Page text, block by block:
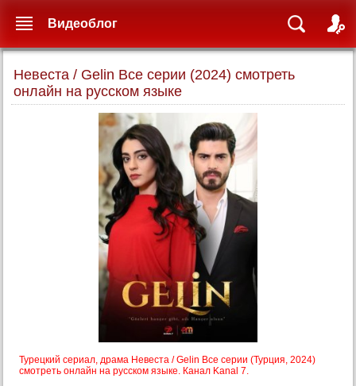
Невеста / Gelin Все серии (2024) смотреть
онлайн на русском языке
Турецкий сериал, драма Невеста / Gelin Все серии (Турция, 2024)
смотреть онлайн на русском языке. Канал Kanal 7.
Видеоблог